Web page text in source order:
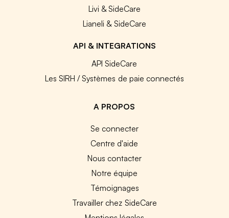
Livi & SideCare
Lianeli & SideCare
API & INTEGRATIONS
API SideCare
Les SIRH / Systèmes de paie connectés
A PROPOS
Se connecter
Centre d'aide
Nous contacter
Notre équipe
Témoignages
Travailler chez SideCare